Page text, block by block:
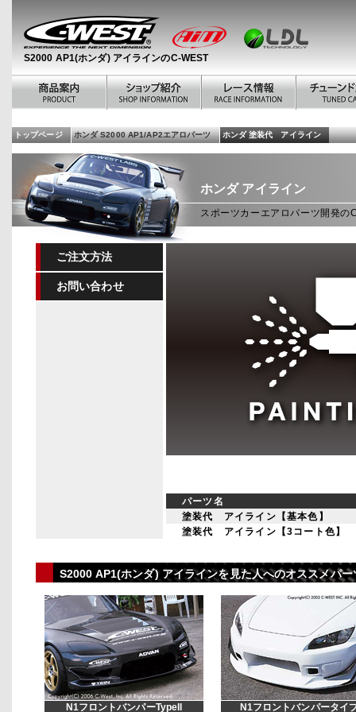
S2000 AP1(ホンダ) アイラインのC-WEST
トップページ ホンダ S2000 AP1/AP2エアロパーツ ホンダ 塗装代 アイライン
ホンダ アイライン
スポーツカーエアロパーツ開発
ご注文方法
お問い合わせ
パーツ名
塗装代 アイライン【基本色】
塗装代 アイライン【3コート色】
S2000 AP1(ホンダ) アイラインを見た人へのオススメパ
N1フロントバンパーTypeII N1フロントバンパータイ